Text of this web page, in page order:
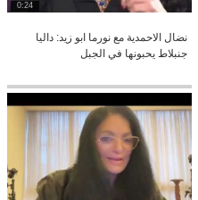
0:24
نضال الاحمدية مع نورما ابو زيد: داليا
جنبلاط يحبونها في الجبل